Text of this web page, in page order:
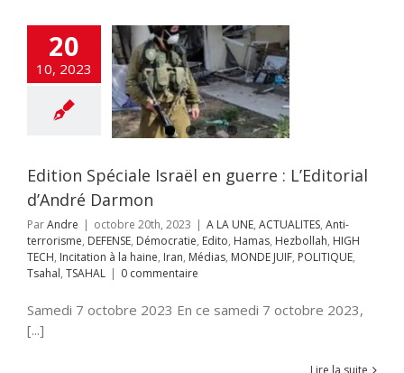
20
10, 2023
Israël
: L’Editorial
Darmon
ACTUALITES
DEFENSE
Hamas
Tsahal TSAHAL
Edition Spéciale Israël en guerre : L’Editorial
d’André Darmon
ParAndre | octobre 20th, 2023 | A LA UNE, ACTUALITES, Anti-
terrorisme, DEFENSE, Démocratie, Edito, Hamas, Hezbollah, HIGH
TECH, Incitation à la haine, Iran, Médias, MONDE JUIF, POLITIQUE,
Tsahal, TSAHAL | 0 commentaire
Samedi 7 octobre 2023 En ce samedi 7 octobre 2023,
[...]
Lire la suite